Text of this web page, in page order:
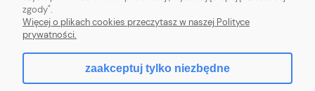
O NAS
zgody".
Więcej o plikach cookies przeczytasz w naszej Polityce
prywatności.
zaakceptuj tylko niezbędne